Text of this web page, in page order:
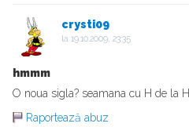
crysti09
la 19.10.2009, 23:35
hmmm
O noua sigla? seamana cu H de la
Raportează abuz